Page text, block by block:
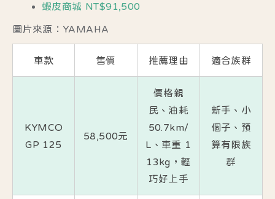
蝦皮商城 NT$91,500
圖片來源：YAMAHA
車款 售價 推薦理由 適合族群
KYMCO
GP 125
58,500元
價格親
民、油耗
50.7km/
L、車重 1
13kg，輕
巧好上手
新手、小
個子、預
算有限族
群